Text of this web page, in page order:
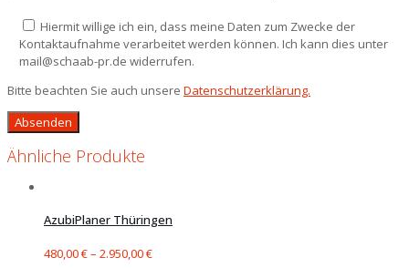
Hiermit willige ich ein, dass meine Daten zum Zwecke der
Kontaktaufnahme verarbeitet werden können. Ich kann dies unter
mail@schaab-pr.de widerrufen.
Bitte beachten Sie auch unsere Datenschutzerklärung.
Ähnliche Produkte
AzubiPlaner Thüringen
480,00€– 2.950,00€